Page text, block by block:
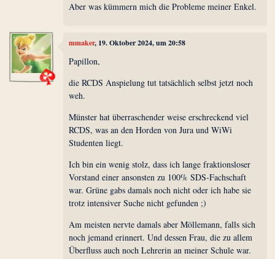
Aber was kümmern mich die Probleme meiner Enkel.
mmaker, 19. Oktober 2024, um 20:58
Papillon,
die RCDS Anspielung tut tatsächlich selbst jetzt noch
weh.
Münster hat überraschender weise erschreckend viel
RCDS, was an den Horden von Jura und WiWi
Studenten liegt.
Ich bin ein wenig stolz, dass ich lange fraktionsloser
Vorstand einer ansonsten zu 100% SDS-Fachschaft
war. Grüne gabs damals noch nicht oder ich habe sie
trotz intensiver Suche nicht gefunden ;)
Am meisten nervte damals aber Möllemann, falls sich
noch jemand erinnert. Und dessen Frau, die zu allem
Überfluss auch noch Lehrerin an meiner Schule war.